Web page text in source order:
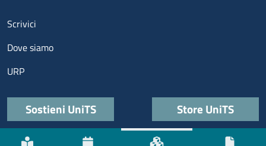
Menu contatti
Scrivici
Dove siamo
URP
Quick links
Sostieni UniTS Store UniTS